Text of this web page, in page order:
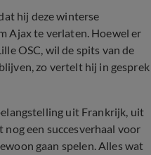
hij deze winterse
Ajax te verlaten. Hoewel er
OSC, wil de spits van de
zo vertelt hij in gesprek
uit Frankrijk, uit
nog een succesverhaal voor
gaan spelen. Alles wat